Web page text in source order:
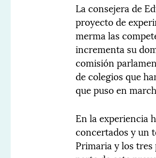
La consejera de
proyecto de
merma las
incrementa su
comisión
de colegios que
que puso en
En la experiencia
concertados y un
Primaria y los tres